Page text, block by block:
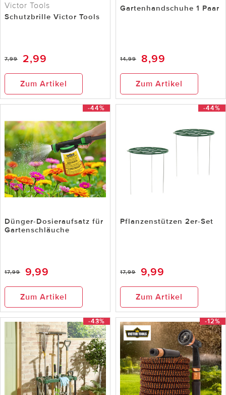
Victor Tools
Schutzbrille Victor Tools
7,99 2,99
Zum Artikel
Gartenhandschuhe 1 Paar
14,99 8,99
Zum Artikel
-44%
Dünger-Dosieraufsatz für
Gartenschläuche
17,99 9,99
Zum Artikel
-44%
Pflanzenstützen 2er-Set
17,99 9,99
Zum Artikel
-43% -12%